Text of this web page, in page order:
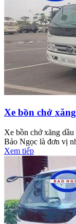
Xe bồn chở
Xe bồn chở xăng
Bảo Ngọc là đơn vị
Xem tiếp